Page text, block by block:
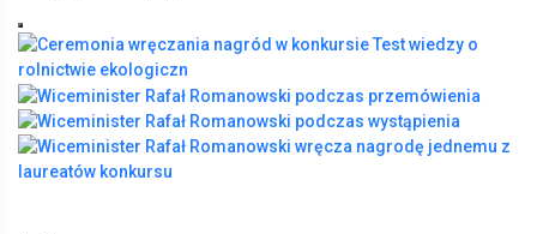
Pokaż poprzednie zdjęcia
Pokaż zdjęcie 1 z galerii.